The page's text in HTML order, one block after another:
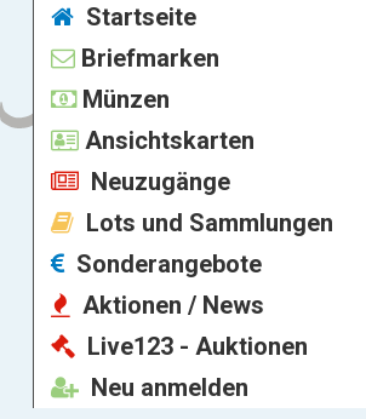
Startseite
Briefmarken
Münzen
Ansichtskarten
Neuzugänge
Lots und Sammlungen
Sonderangebote
Aktionen / News
Live123 - Auktionen
Neu anmelden